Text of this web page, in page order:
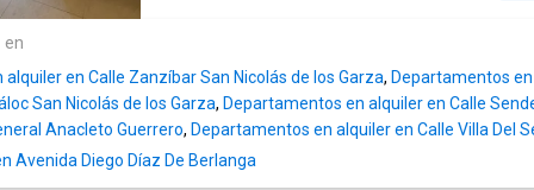
espacios para estar al aire libre, ideales
personal y/o familiar. Cuenta con
sociales para el entretenimiento y espacios
para la vida diaria. Cuenta con 2 cajones de
en
en Calle Zanzíbar San Nicolás de los Garza, Departamentos
San Nicolás de los Garza, Departamentos en alquiler en Calle
Anacleto Guerrero, Departamentos en alquiler en Calle Villa Del
Avenida Diego Díaz De Berlanga